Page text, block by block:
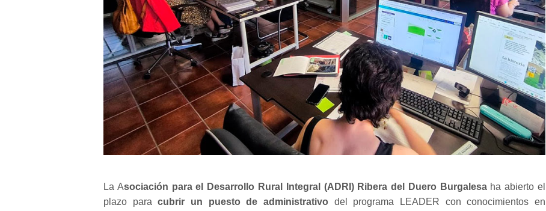
La Asociación para el Desarrollo Rural Integral (ADRI) Ribera del Duero Burgalesa ha abierto el
plazo paracubrir un puesto de administrativo del programa LEADER con conocimientos en